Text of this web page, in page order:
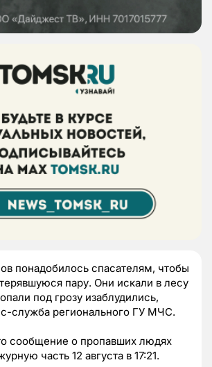
понадобилось спасателям, чтобы
пару. Они искали в лесу
под грозу изаблудились,
служба регионального ГУ МЧС.
сообщение о пропавших людях
часть 12 августа в 17:21.